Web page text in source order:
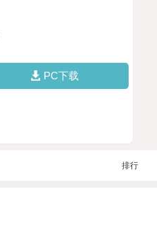
PC下载
排行